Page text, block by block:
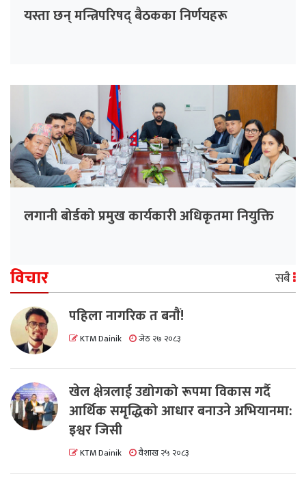
यस्ता छन् मन्त्रिपरिषद् बैठकका निर्णयहरू
लगानी बोर्डको प्रमुख कार्यकारी अधिकृतमा नियुक्ति
विचार सबै
पहिला नागरिक त बनाैं!
KTM Dainik जेठ २७ २०८३
खेल क्षेत्रलाई उद्योगको रूपमा विकास गर्दै
आर्थिक समृद्धिको आधार बनाउने अभियानमा:
इश्वर जिसी
KTM Dainik वैशाख २५ २०८३